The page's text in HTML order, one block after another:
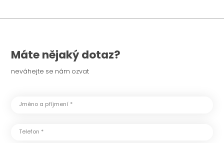
Máte nějaký dotaz?
neváhejte se nám ozvat
Jméno a příjmení *
Telefon *